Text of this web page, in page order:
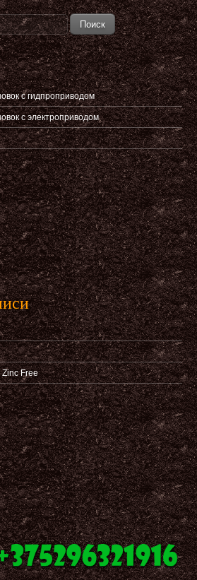
Поиск
с гидпроприводом
с электроприводом
Free